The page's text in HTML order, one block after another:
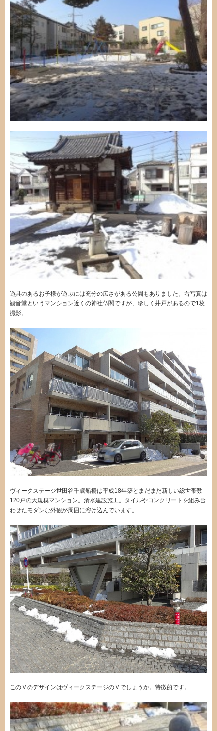
遊具のあるお子様が遊ぶには充分の広さがある公園もありました。右写真は
観音堂というマンション近くの神社仏閣ですが、珍しく井戸があるので1枚
撮影。
ヴィークステージ世田谷千歳船橋は平成18年築とまだまだ新しい総世帯数
120戸の大規模マンション。清水建設施工。タイルやコンクリートを組み合
わせたモダンな外観が周囲に溶け込んでいます。
このＶのデザインはヴィークステージのＶでしょうか。特徴的です。